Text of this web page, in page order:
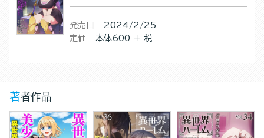
発売日
2024/2/25
定価
本体600 ＋ 税
著者作品